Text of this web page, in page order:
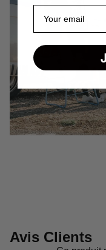
Avis Clients
E-mail